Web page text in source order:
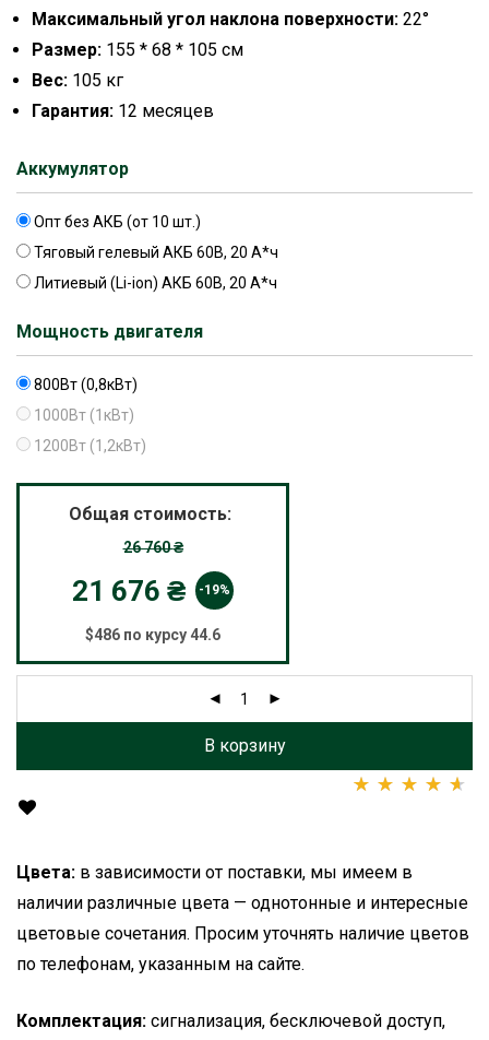
Максимальный угол наклона поверхности: 22°
Размер: 155 * 68 * 105 см
Вес: 105 кг
Гарантия: 12 месяцев
Аккумулятор
Опт без АКБ (от 10 шт.)
Тяговый гелевый АКБ 60В, 20 А*ч
Литиевый (Li-ion) АКБ 60В, 20 А*ч
Мощность двигателя
800Вт (0,8кВт)
1000Вт (1кВт)
1200Вт (1,2кВт)
Общая стоимость:
26 760₴
21 676 ₴ -19%
$486 по курсу 44.6
В корзину
опроса
пользователей
Цвета: в зависимости от поставки, мы имеем в
наличии различные цвета — однотонные и интересные
цветовые сочетания. Просим уточнять наличие цветов
по телефонам, указанным на сайте.
Комплектация: сигнализация, бесключевой доступ,